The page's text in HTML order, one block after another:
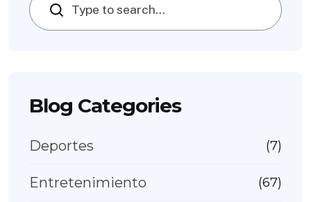
Search
Blog Categories
Deportes (7)
Entretenimiento (67)